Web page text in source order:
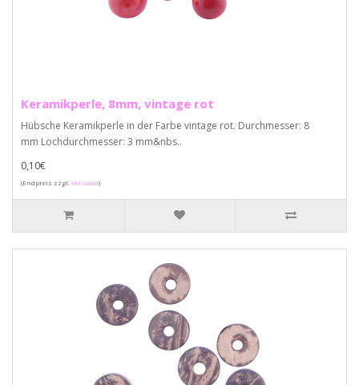
Keramikperle, 8mm, vintage rot
Hübsche Keramikperle in der Farbe vintage rot. Durchmesser: 8
mm Lochdurchmesser: 3 mm&nbs..
0,10€
(Endpreis zzgl.Versand)